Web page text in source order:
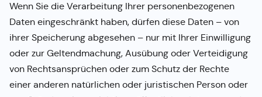
Wenn Sie die Verarbeitung Ihrer personenbezogenen
Daten eingeschränkt haben, dürfen diese Daten – von
ihrer Speicherung abgesehen – nur mit Ihrer Einwilligung
oder zur Geltendmachung, Ausübung oder Verteidigung
von Rechtsansprüchen oder zum Schutz der Rechte
einer anderen natürlichen oder juristischen Person oder